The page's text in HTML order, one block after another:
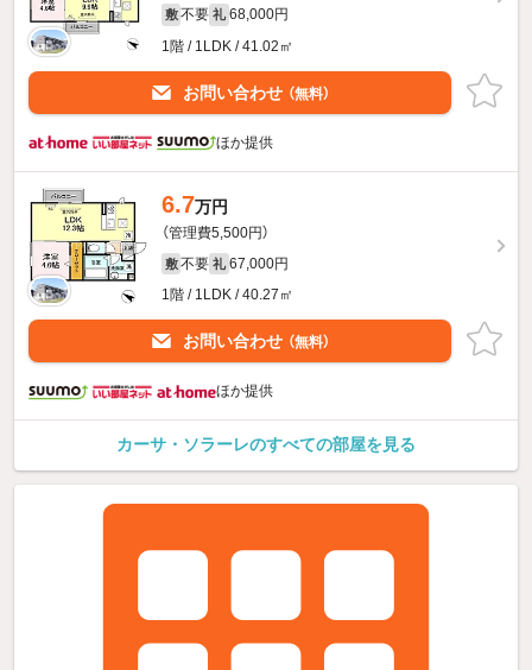
敷 不要 礼 68,000円
1階 / 1LDK / 41.02㎡
お問い合わせ （無料）
ほか提供
6.7万円
（管理費5,500円）
敷 不要 礼 67,000円
1階 / 1LDK / 40.27㎡
お問い合わせ （無料）
ほか提供
カーサ・ソラーレのすべての部屋を見る